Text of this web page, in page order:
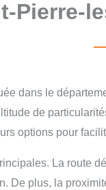
Pierre-
dans le
de
options pour
La
De plus, la